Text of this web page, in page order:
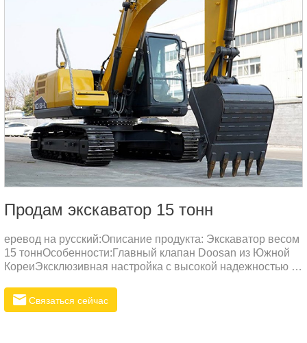
Продам экскаватор 15 тонн
еревод на русский:Описание продукта: Экскаватор весом
15 тоннОсобенности:Главный клапан Doosan из Южной
КореиЭксклюзивная настройка с высокой надежностью и
распределения потока и плавные комбинированные
действия удовлетворяют профессиональные потребности
Связаться сейчас